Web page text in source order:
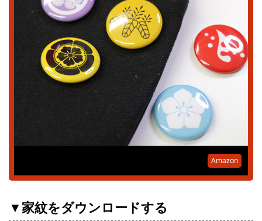
Amazon
▼家紋をダウンロードする